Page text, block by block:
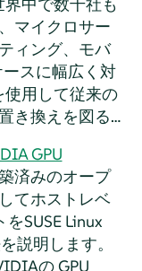
マイクロサー
ィング、モバ
スに幅広く対
使用して従来の
き換えを図る…
GPU
済みのオープ
てホストレベ
SUSE Linux
説明します。
の GPU